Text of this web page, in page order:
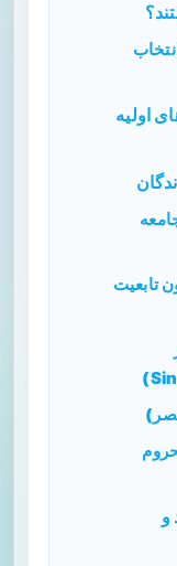
دلیل انتخاب
اولیه
تابعیت
و